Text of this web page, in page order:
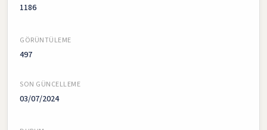
1186
GÖRÜNTÜLEME
497
SON GÜNCELLEME
03/07/2024